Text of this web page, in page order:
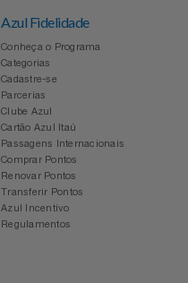
Azul Fidelidade
Conheça o Programa
Categorias
Cadastre-se
Parcerias
Clube Azul
Cartão Azul Itaú
Passagens Internacionais
Comprar Pontos
Renovar Pontos
Transferir Pontos
Azul Incentivo
Regulamentos